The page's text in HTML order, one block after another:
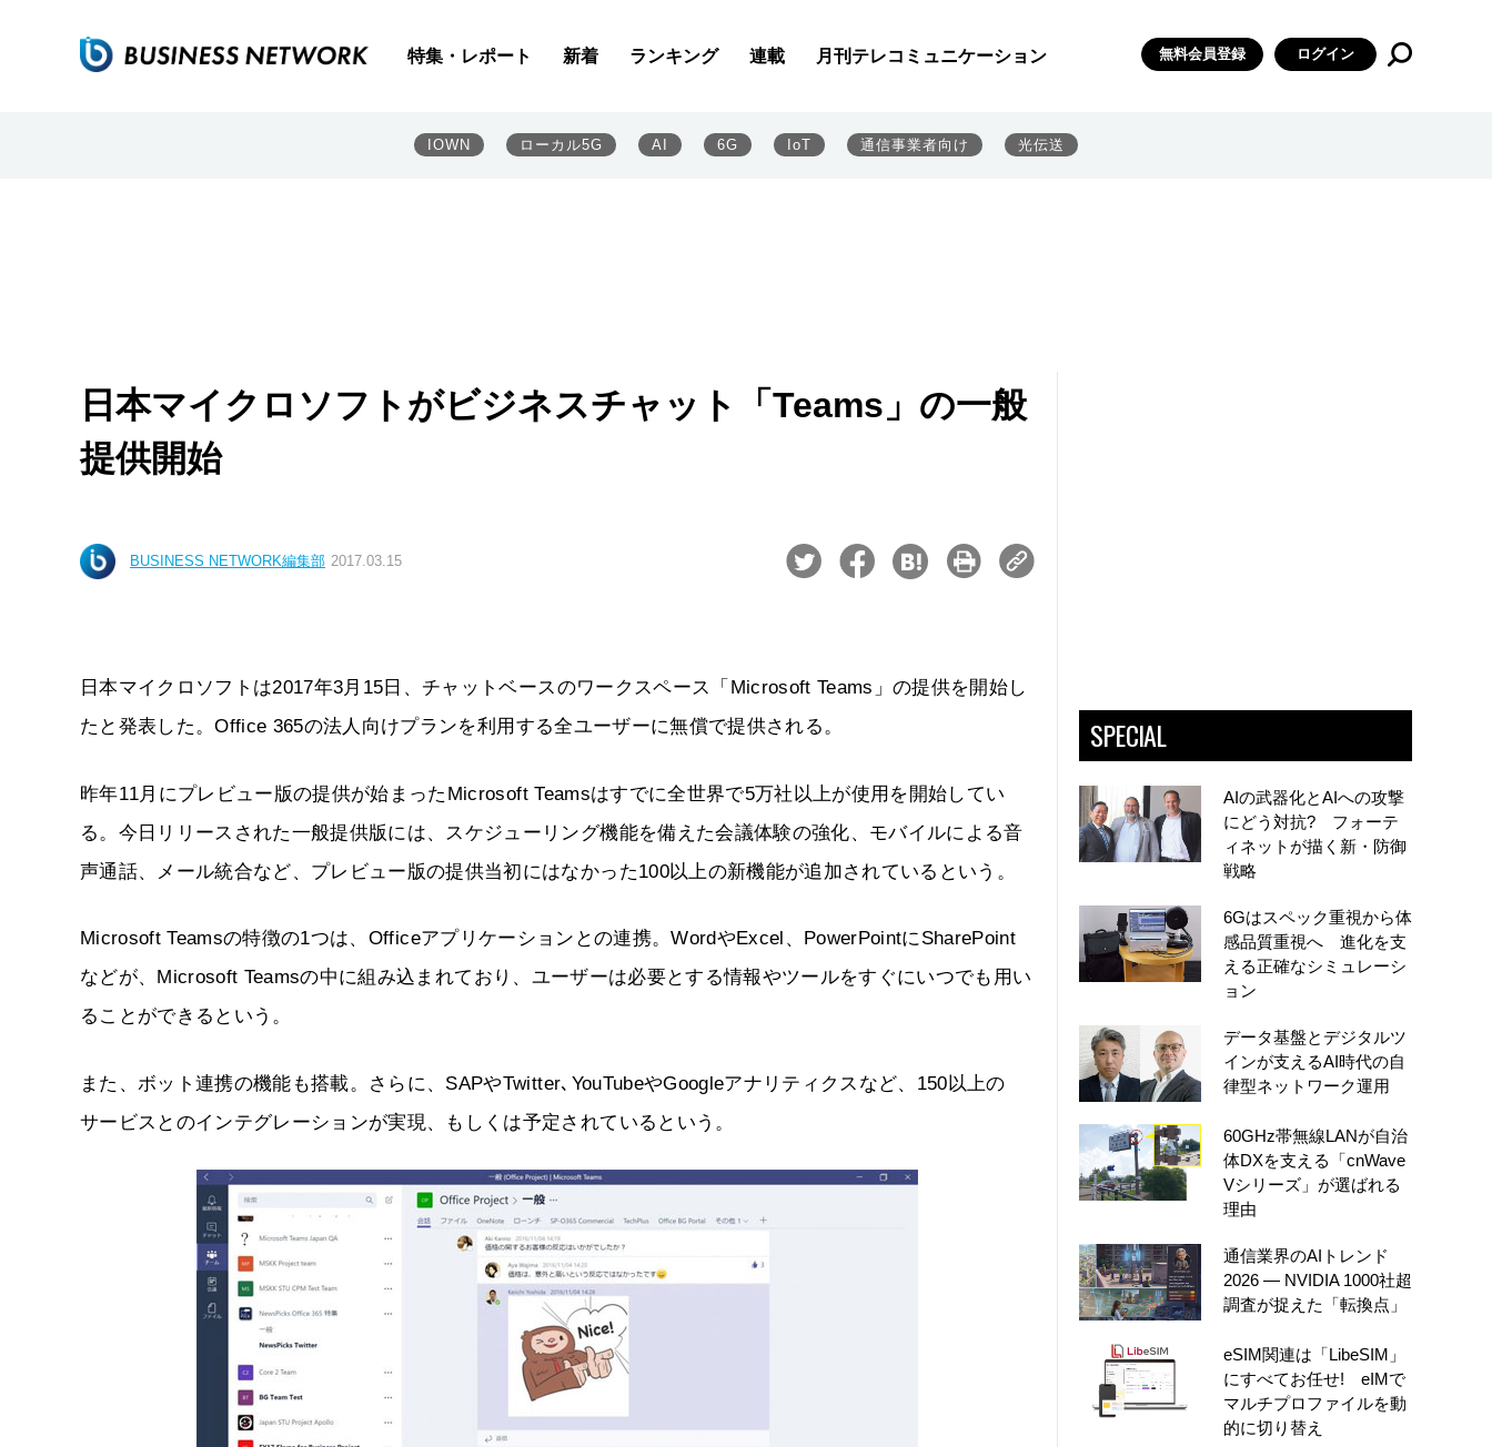
特集・レポート 新着 ランキング 連載 月刊テレコミュニケーション 無料会員登録 ログイン
IOWN ローカル5G AI 6G IoT 通信事業者向け 光伝送
日本マイクロソフトがビジネスチャット「Teams」の一般
提供開始
BUSINESS NETWORK編集部 2017.03.15
日本マイクロソフトは2017年3月15日、チャットベースのワークスペース「Microsoft Teams」の提供を開始し
たと発表した。Office 365の法人向けプランを利用する全ユーザーに無償で提供される。
昨年11月にプレビュー版の提供が始まったMicrosoft Teamsはすでに全世界で5万社以上が使用を開始してい
る。今日リリースされた一般提供版には、スケジューリング機能を備えた会議体験の強化、モバイルによる音
声通話、メール統合など、プレビュー版の提供当初にはなかった100以上の新機能が追加されているという。
Microsoft Teamsの特徴の1つは、Officeアプリケーションとの連携。WordやExcel、PowerPointにSharePoint
などが、Microsoft Teamsの中に組み込まれており、ユーザーは必要とする情報やツールをすぐにいつでも用い
ることができるという。
また、ボット連携の機能も搭載。さらに、SAPやTwitter､YouTubeやGoogleアナリティクスなど、150以上の
サービスとのインテグレーションが実現、もしくは予定されているという。
SPECIAL
AIの武器化とAIへの攻撃
にどう対抗? フォーテ
ィネットが描く新・防御
戦略
6Gはスペック重視から体
感品質重視へ 進化を支
える正確なシミュレーシ
ョン
データ基盤とデジタルツ
インが支えるAI時代の自
律型ネットワーク運用
60GHz帯無線LANが自治
体DXを支える「cnWave
Vシリーズ」が選ばれる
理由
通信業界のAIトレンド
2026 ― NVIDIA 1000社超
調査が捉えた「転換点」
eSIM関連は「LibeSIM」
にすべてお任せ! eIMで
マルチプロファイルを動
的に切り替え